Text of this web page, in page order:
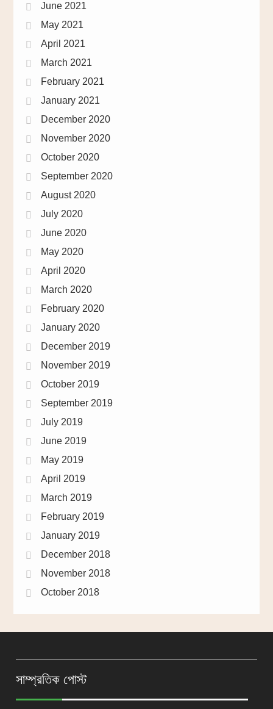
June 2021
May 2021
April 2021
March 2021
February 2021
January 2021
December 2020
November 2020
October 2020
September 2020
August 2020
July 2020
June 2020
May 2020
April 2020
March 2020
February 2020
January 2020
December 2019
November 2019
October 2019
September 2019
July 2019
June 2019
May 2019
April 2019
March 2019
February 2019
January 2019
December 2018
November 2018
October 2018
সাম্প্রতিক পোস্ট